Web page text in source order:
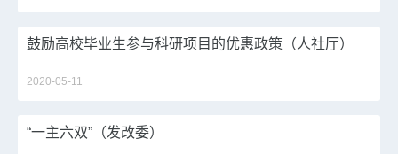
鼓励高校毕业生参与科研项目的优惠政策（人社厅）
2020-05-11
“一主六双”（发改委）